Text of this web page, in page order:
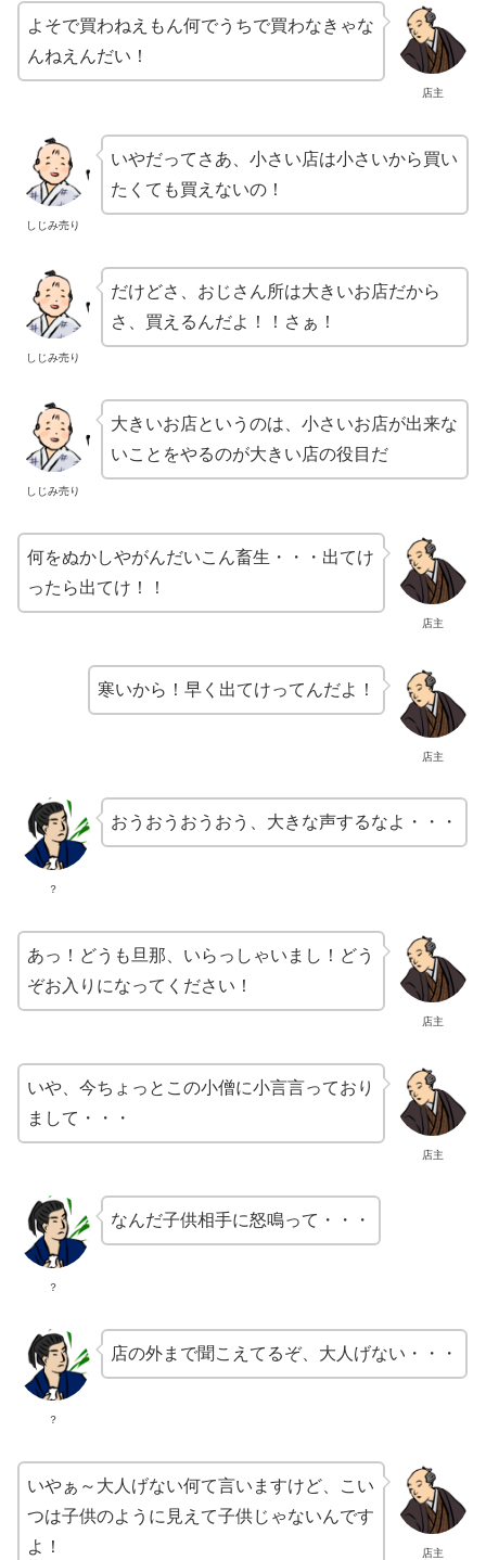
店主
よそで買わねえもん何でうちで買わなきゃな
んねえんだい！
しじみ売り
いやだってさあ、小さい店は小さいから買い
たくても買えないの！
しじみ売り
だけどさ、おじさん所は大きいお店だから
さ、買えるんだよ！！さぁ！
しじみ売り
大きいお店というのは、小さいお店が出来な
いことをやるのが大きい店の役目だ
店主
何をぬかしやがんだいこん畜生・・・出てけ
ったら出てけ！！
店主
寒いから！早く出てけってんだよ！
？
おうおうおうおう、大きな声するなよ・・・
店主
あっ！どうも旦那、いらっしゃいまし！どう
ぞお入りになってください！
店主
いや、今ちょっとこの小僧に小言言っており
まして・・・
？
なんだ子供相手に怒鳴って・・・
？
店の外まで聞こえてるぞ、大人げない・・・
店主
いやぁ～大人げない何て言いますけど、こい
つは子供のように見えて子供じゃないんです
よ！